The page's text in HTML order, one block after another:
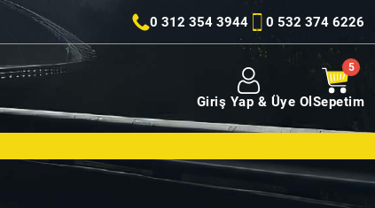
0 312 354 3944 0 532 374 6226
Giriş Yap & Üye Ol Sepetim